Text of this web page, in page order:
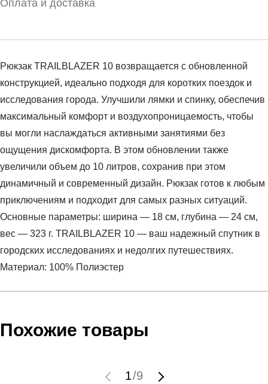
Оплата и доставка
Рюкзак TRAILBLAZER 10 возвращается с обновленной
конструкцией, идеально подходя для коротких поездок и
исследования города. Улучшили лямки и спинку, обеспечив
максимальный комфорт и воздухопроницаемость, чтобы
вы могли наслаждаться активными занятиями без
ощущения дискомфорта. В этом обновлении также
увеличили объем до 10 литров, сохранив при этом
динамичный и современный дизайн. Рюкзак готов к любым
приключениям и подходит для самых разных ситуаций.
Основные параметры: ширина — 18 см, глубина — 24 см,
вес — 323 г. TRAILBLAZER 10 — ваш надежный спутник в
городских исследованиях и недолгих путешествиях.
Материал: 100% Полиэстер
Пол:унисекс
Заказ берется в работу только после оплаты счета.
Счет заранее согласовывается с клиентом.
выставления счета менеджером.
Похожие товары
1/9